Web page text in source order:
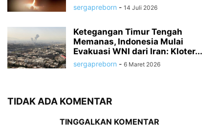
sergapreborn - 14 Juli 2026
Ketegangan Timur Tengah
Memanas, Indonesia Mulai
Evakuasi WNI dari Iran: Kloter...
sergapreborn - 6 Maret 2026
TIDAK ADA KOMENTAR
TINGGALKAN KOMENTAR